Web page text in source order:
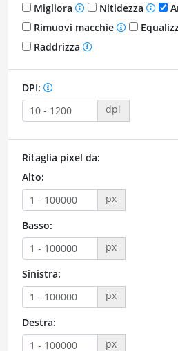
Migliora Nitidezza
Rimuovi macchie
Raddrizza
DPI:
dpi
Ritaglia pixel da:
Alto:
px
Basso:
px
Sinistra:
px
Destra:
px